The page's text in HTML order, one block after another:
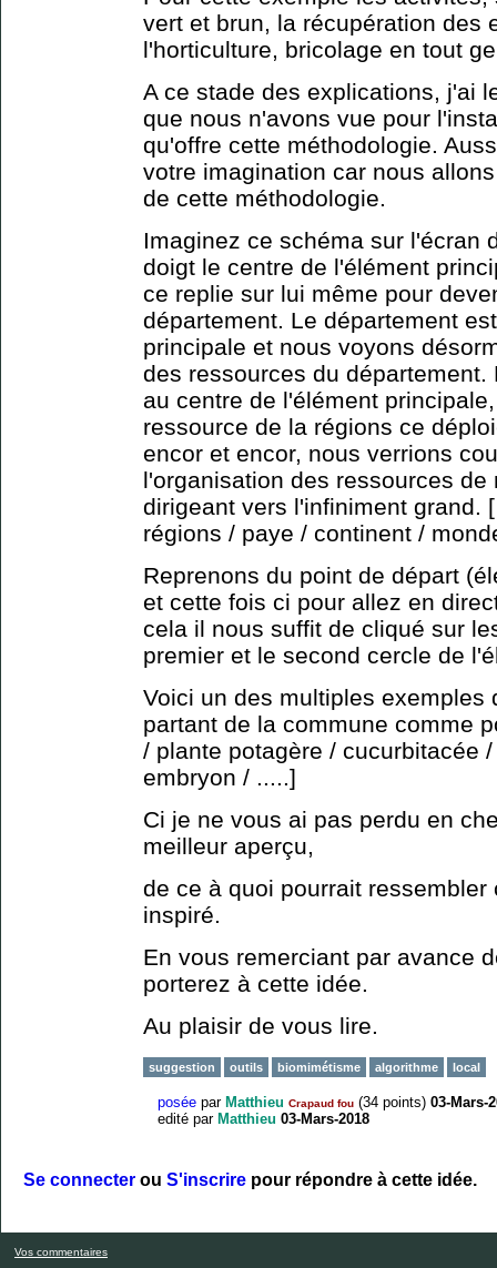
vert et brun, la récupération des
l'horticulture, bricolage en tout
A ce stade des explications, j'ai
que nous n'avons vue pour
qu'offre cette méthodologie.
votre imagination car nous
de cette méthodologie.
Imaginez ce schéma sur l'écran
doigt le centre de l'élément
ce replie sur lui même pour
département. Le département
principale et nous voyons
des ressources du
au centre de l'élément
ressource de la régions ce
encor et encor, nous verrions
l'organisation des ressources
dirigeant vers l'infiniment grand.
régions / paye / continent /
Reprenons du point de départ
et cette fois ci pour allez en
cela il nous suffit de cliqué sur
premier et le second cercle de
Voici un des multiples exemples
partant de la commune comme
/ plante potagère / cucurbitacée
embryon / .....]
Ci je ne vous ai pas perdu en
meilleur aperçu,
de ce à quoi pourrait
inspiré.
En vous remerciant par avance
porterez à cette idée.
Au plaisir de vous lire.
suggestion outils biomimétisme algorithme local
posée par Matthieu Crapaud fou (34 points) 03-Mars-
edité par Matthieu 03-Mars-2018
Se connecter ou S'inscrire pour répondre à cette idée.
Vos commentaires